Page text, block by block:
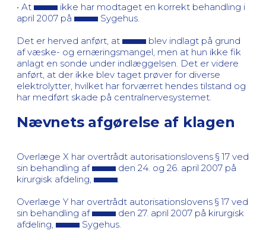
• At
ikke har modtaget en korrekt behandling i
april 2007 på
Sygehus.
Det er herved anført, at
blev indlagt på grund
af væske- og ernæringsmangel, men at hun ikke fik
anlagt en sonde under indlæggelsen. Det er videre
anført, at der ikke blev taget prøver for diverse
elektrolytter, hvilket har forværret hendes tilstand og
har medført skade på centralnervesystemet.
Nævnets afgørelse af klagen
Overlæge X har overtrådt autorisationslovens § 17 ved
sin behandling af
den 24. og 26. april 2007 på
kirurgisk afdeling,
Overlæge Y har overtrådt autorisationslovens § 17 ved
sin behandling af
den 27. april 2007 på kirurgisk
afdeling,
Sygehus.